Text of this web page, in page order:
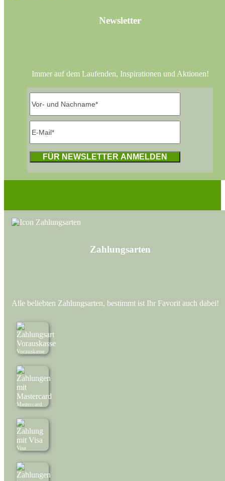
Newsletter
Immer auf dem Laufenden, Inspirationen und Aktionen!
Zahlungs­arten
Alle beliebten Zahlungsarten, bestimmt ist Ihr Favorit auch dabei!
Vorauskasse
Mastercard
Visa